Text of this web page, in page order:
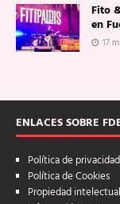
Fito
en
17
ENLACES SOBRE
Política de
Política de Cookies
Propiedad intelectual